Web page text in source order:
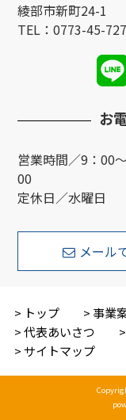
綾部市新町24-1
TEL：0773-45-
お
営業時間／9：00
00
定休日／水曜日
メール
トップ 事業
代表あいさつ
サイトマップ